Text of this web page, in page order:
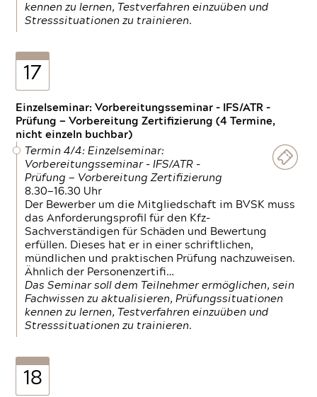
kennen zu lernen, Testverfahren einzuüben und
Stresssituationen zu trainieren.
17
Einzelseminar: Vorbereitungsseminar - IFS/ATR -
Prüfung — Vorbereitung Zertifizierung (4 Termine,
nicht einzeln buchbar)
Termin 4/4: Einzelseminar:
Vorbereitungsseminar - IFS/ATR -
Prüfung — Vorbereitung Zertifizierung
8.30—16.30 Uhr
Der Bewerber um die Mitgliedschaft im BVSK muss
das Anforderungsprofil für den Kfz-
Sachverständigen für Schäden und Bewertung
erfüllen. Dieses hat er in einer schriftlichen,
mündlichen und praktischen Prüfung nachzuweisen.
Ähnlich der Personenzertifi…
Das Seminar soll dem Teilnehmer ermöglichen, sein
Fachwissen zu aktualisieren, Prüfungssituationen
kennen zu lernen, Testverfahren einzuüben und
Stresssituationen zu trainieren.
18